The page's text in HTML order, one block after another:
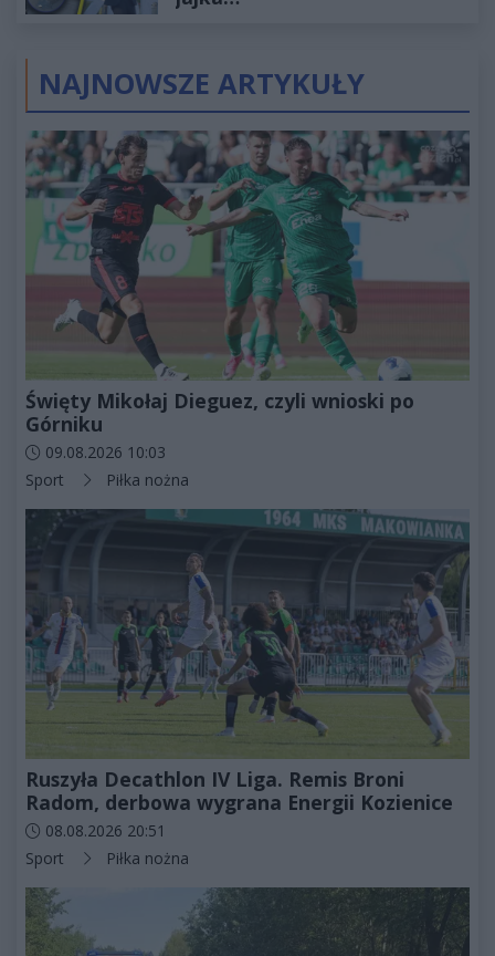
NAJNOWSZE ARTYKUŁY
Święty Mikołaj Dieguez, czyli wnioski po
Górniku
Data dodania artykułu:
09.08.2026 10:03
Kategorie artykułu:
Sport Piłka nożna
Ruszyła Decathlon IV Liga. Remis Broni
Radom, derbowa wygrana Energii Kozienice
Data dodania artykułu:
08.08.2026 20:51
Kategorie artykułu:
Sport Piłka nożna